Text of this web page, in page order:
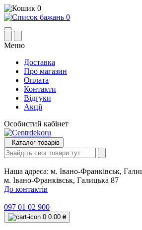
0
0
Меню
Доставка
Про магазин
Оплата
Контакти
Відгуки
Акції
Особистий кабінет
Каталог товарів
Наша адреса: м. Івано-Франківськ,
м. Івано-Франківськ, Галицька 87
До контактів
097 01 02 900
0 0.00 ₴